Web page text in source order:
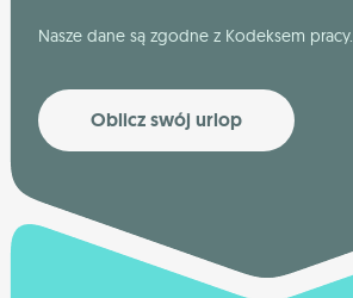
Nasze dane są zgodne z Kodeksem pracy.
Oblicz swój urlop